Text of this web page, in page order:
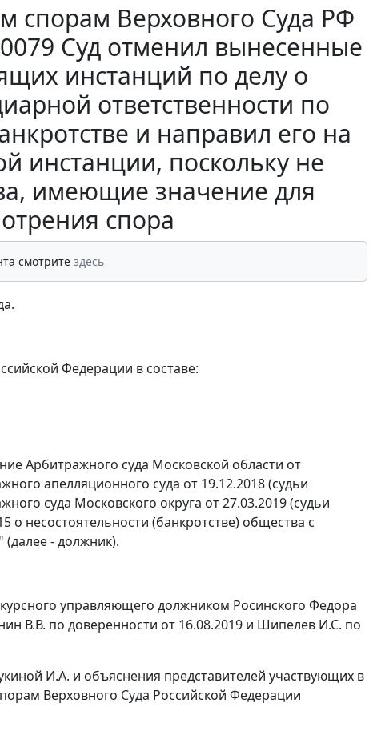
спорам Верховного Суда РФ
Суд отменил вынесенные
инстанций по делу о
ответственности по
и направил его на
инстанции, поскольку не
имеющие значение для
спора
смотрите здесь
Федерации в составе:
Арбитражного суда Московской области от
апелляционного суда от 19.12.2018 (судьи
суда Московского округа от 27.03.2019 (судьи
несостоятельности (банкротстве) общества с
- должник).
управляющего должником Росинского Федора
В.В. по доверенности от 16.08.2019 и Шипелев И.С. по
И.А. и объяснения представителей участвующих в
Верховного Суда Российской Федерации